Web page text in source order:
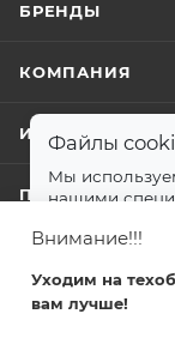
БРЕНДЫ
КОМПАНИЯ
ИНФОРМАЦИЯ
ПОМОЩЬ
Внимание!!!
Уходим на
вам лучше!
Файлы
Мы
нашими